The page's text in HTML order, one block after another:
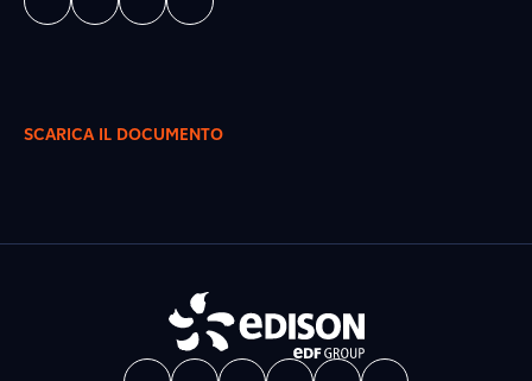
SCARICA IL DOCUMENTO